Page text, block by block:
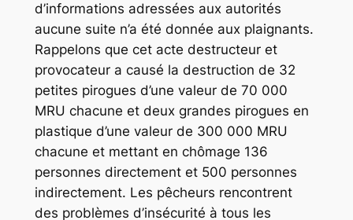
d’informations adressées aux autorités
aucune suite n’a été donnée aux plaignants.
Rappelons que cet acte destructeur et
provocateur a causé la destruction de 32
petites pirogues d’une valeur de 70 000
MRU chacune et deux grandes pirogues en
plastique d’une valeur de 300 000 MRU
chacune et mettant en chômage 136
personnes directement et 500 personnes
indirectement. Les pêcheurs rencontrent
des problèmes d’insécurité à tous les